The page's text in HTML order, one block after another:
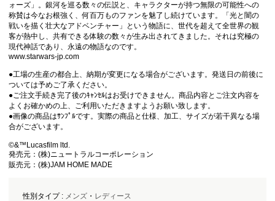
ォーズ」。銀河を巡る数々の伝説と、キャラクターが持つ無限の可能性への
称賛は今なお根強く、何百万ものファンを魅了し続けています。「光と闇の
戦いを描く壮大なアドベンチャー」という物語に、世代を超えて全世界の観
客が熱中し、共有できる体験の数々が生み出されてきました。それは究極の
現代神話であり、永遠の物語なのです。
www.starwars-jp.com
●工場の生産の都合上、納期が変更になる場合がございます。発送日の前後に
ついては予めご了承ください。
●ご注文手続き完了後のｷｬﾝｾﾙはお受けできません。商品内容とご注文内容を
よくお確かめの上、ご利用いただきますようお願い致します。
●画像の商品はｻﾝﾌﾟﾙです。実際の商品と仕様、加工、サイズが若干異なる場
合がございます。
©&™Lucasfilm ltd.
発売元：(株)ニュートラルコーポレーション
販売元：(株)JAM HOME MADE
性別タイプ : メンズ・ レディース